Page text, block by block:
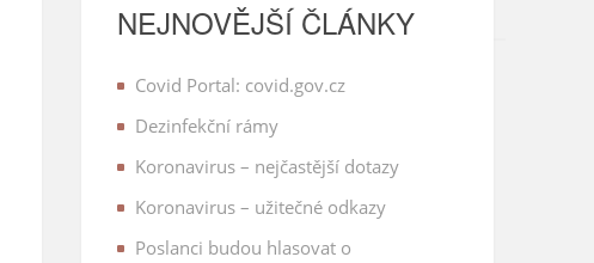
NEJNOVĚJŠÍ ČLÁNKY
Covid Portal: covid.gov.cz
Dezinfekční rámy
Koronavirus – nejčastější dotazy
Koronavirus – užitečné odkazy
Poslanci budou hlasovat o